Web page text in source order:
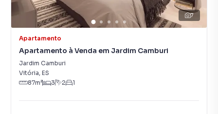
7
Apartamento
Apartamento à Venda em Jardim Camburi
Jardim Camburi
Vitória, ES
87m² 3 2 1